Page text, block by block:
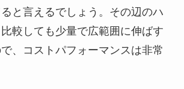
と言えるでしょう。その辺のハ
較しても少量で広範囲に伸ばす
、コストパフォーマンスは非常